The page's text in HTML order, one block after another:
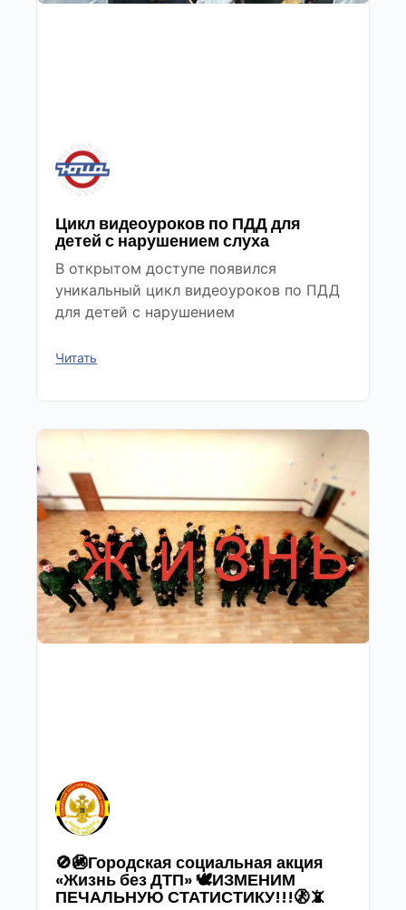
Цикл видеоуроков по ПДД для
детей с нарушением слуха
В открытом доступе появился
уникальный цикл видеоуроков по ПДД
для детей с нарушением
Читать
🚫🚳Городская социальная акция
«Жизнь без ДТП» 🕊ИЗМЕНИМ
ПЕЧАЛЬНУЮ СТАТИСТИКУ!!!🚷📵